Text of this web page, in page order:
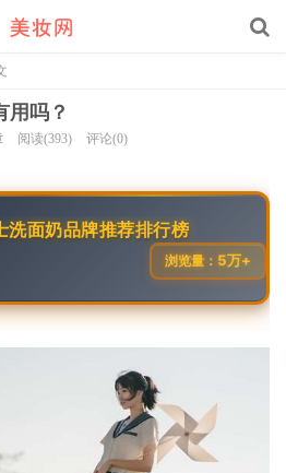
用吗？
阅读(393) 评论(0)
洗面奶品牌推荐排行榜
浏览量： 5万+